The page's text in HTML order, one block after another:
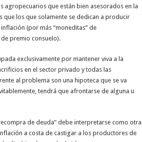
que están bien asesorados en la
los que solamente se dedican a producir
(por más “moneditas” de
premio consuelo).
exclusivamente por mantener viva a la
en el sector privado y todas las
al problema son una hipoteca que se va
tendrá que afrontarse de alguna u
de deuda” debe interpretarse como otra
a costa de castigar a los productores de